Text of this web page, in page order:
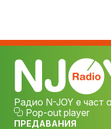
Радио N-JOY е част
Pop-out player
ПРЕДАВАНИЯ